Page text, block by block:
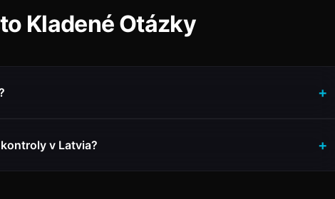
Kladené Otázky
v Latvia?